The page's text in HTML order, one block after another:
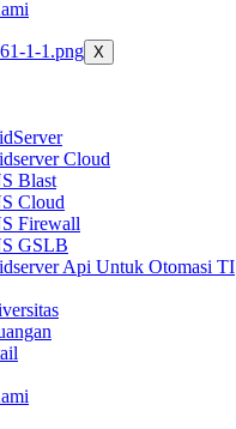
X
Cloud
Blast
Cloud
Firewall
GSLB
Api Untuk Otomasi TI